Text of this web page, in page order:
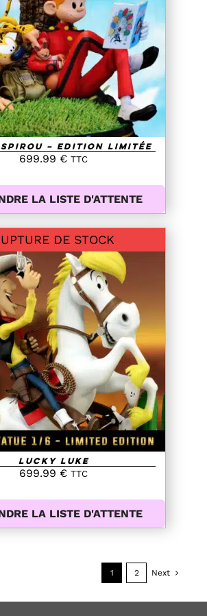
DETAILS
– Edition Limitée
699.99 € TTC
LA LISTE D'ATTENTE
DE STOCK
DETAILS
Lucky Luke
699.99 € TTC
LA LISTE D'ATTENTE
1 2 Next